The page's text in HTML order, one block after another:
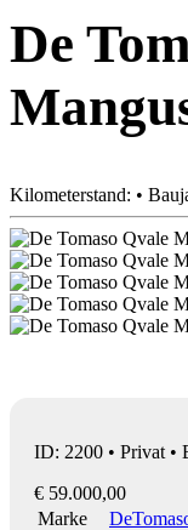
De
Kilometerstand: •
ID: 2200 • Privat •
€ 59.000,00
Marke